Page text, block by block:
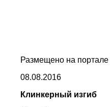
Размещено на
08.08.2016
Клинкерный изгиб